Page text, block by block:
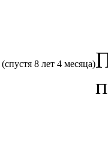
(спустя 8 лет 4 месяца)